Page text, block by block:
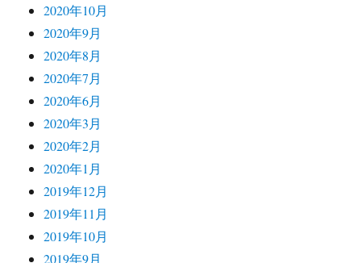
2020年10月
2020年9月
2020年8月
2020年7月
2020年6月
2020年3月
2020年2月
2020年1月
2019年12月
2019年11月
2019年10月
2019年9月